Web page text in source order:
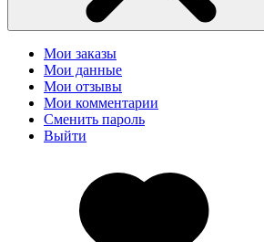
Мои заказы
Мои данные
Мои отзывы
Мои комментарии
Сменить пароль
Выйти